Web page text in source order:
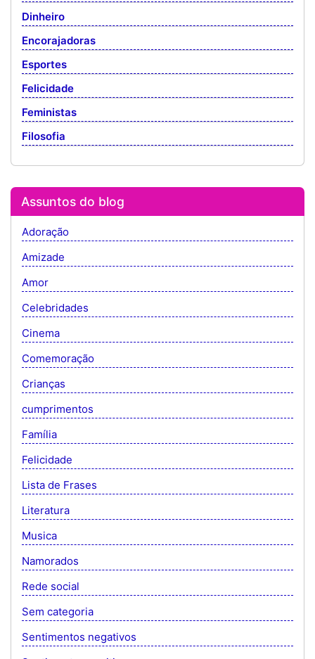
Dinheiro
Encorajadoras
Esportes
Felicidade
Feministas
Filosofia
Assuntos do blog
Adoração
Amizade
Amor
Celebridades
Cinema
Comemoração
Crianças
cumprimentos
Família
Felicidade
Lista de Frases
Literatura
Musica
Namorados
Rede social
Sem categoria
Sentimentos negativos